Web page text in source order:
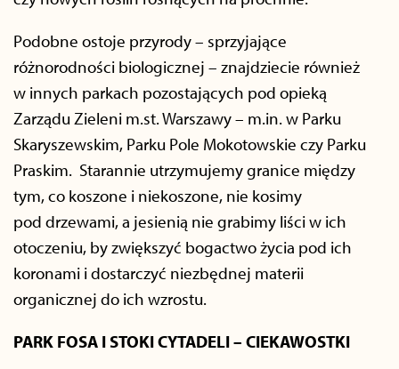
Podobne ostoje przyrody – sprzyjające
różnorodności biologicznej – znajdziecie również
w innych parkach pozostających pod opieką
Zarządu Zieleni m.st. Warszawy – m.in. w Parku
Skaryszewskim, Parku Pole Mokotowskie czy Parku
Praskim. Starannie utrzymujemy granice między
tym, co koszone i niekoszone, nie kosimy
pod drzewami, a jesienią nie grabimy liści w ich
otoczeniu, by zwiększyć bogactwo życia pod ich
koronami i dostarczyć niezbędnej materii
organicznej do ich wzrostu.
PARK FOSA I STOKI CYTADELI – CIEKAWOSTKI